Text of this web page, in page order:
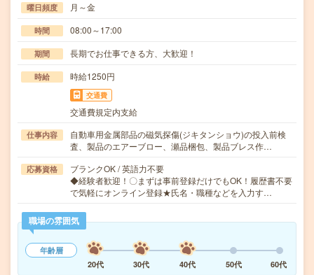
曜日頻度 月～金
時間 08:00～17:00
期間 長期でお仕事できる方、大歓迎！
時給 時給1250円
交通費
交通費規定内支給
仕事内容
自動車用金属部品の磁気探傷(ジキタンショウ)の投入前検
査、製品のエアーブロー、瀬品梱包、製品ブレス作…
応募資格
ブランクOK / 英語力不要
◆経験者歓迎！〇まずは事前登録だけでもOK！履歴書不要
で気軽にオンライン登録★氏名・職種などを入力す…
職場の雰囲気
年齢層
20代
30代 40代 50代 60代